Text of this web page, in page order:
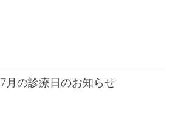
7月の診療日のお知らせ